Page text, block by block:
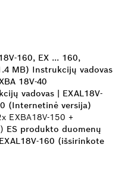
160, EX ... 160,
MB) Instrukcijų vadovas
18V-40
vadovas | EXAL18V-
(Internetinė versija)
EXBA18V-150 +
ES produkto duomenų
160 (išsirinkote